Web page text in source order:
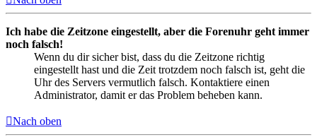
Ich habe die Zeitzone eingestellt, aber die Forenuhr geht immer
noch falsch!
Wenn du dir sicher bist, dass du die Zeitzone richtig
eingestellt hast und die Zeit trotzdem noch falsch ist, geht die
Uhr des Servers vermutlich falsch. Kontaktiere einen
Administrator, damit er das Problem beheben kann.
Nach oben